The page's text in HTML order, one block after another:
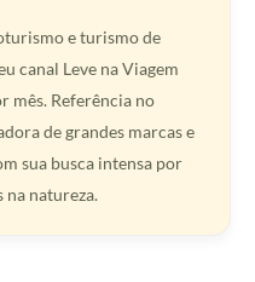
e turismo de
canal Leve na Viagem
mês. Referência no
de grandes marcas e
sua busca intensa por
na natureza.